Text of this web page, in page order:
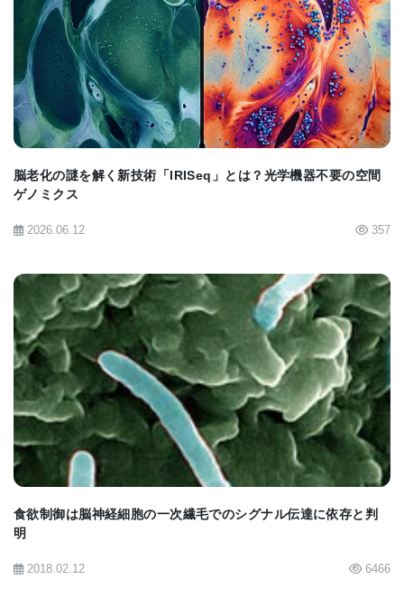
ました。グリブコワ博士は、ASIMOVが取った各経
路の相対的な報酬を比較して強化または弱化できる
ペアワイズ連合に焦点を当てました。ASIMOVは新
規性と報酬を追求するようにプログラムされていま
した。
「ASIMOVエージェントは、FAMによって形成され
路やショートカットを生成して、環境をより効率的
に移動し、より多くの報酬を得ることができます。
これは実質的に空間推論です。」
研究者たちは、この新しいアプローチを使用して、
空間ナビゲーション以外のさまざまなタスクを実行
できる、より効率的で高度なAIを作成することを期
待しています。
「ASIMOV-FAMは、例えばChatGPTのような大規模
言語モデルを効率的な計算と問題解決のために強化
BIOMARKET JP
脳老化の謎を解く新技術「IRISeq」とは？光学機器不要の空間
ゲノミクス
2026.06.12 357
BIOMARKET JP
食欲制御は脳神経細胞の一次繊毛でのシグナル伝達に依存と判
明
2018.02.12 6466